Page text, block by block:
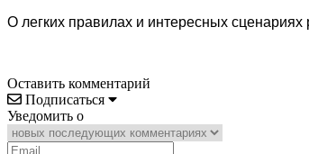
О легких правилах и интересных
Оставить комментарий
Подписаться
Уведомить о